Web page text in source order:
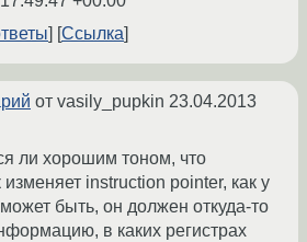
Ссылка
от vasily_pupkin 23.04.2013
ли хорошим тоном, что
изменяет instruction pointer, как у
быть, он должен откуда-то
в каких регистрах